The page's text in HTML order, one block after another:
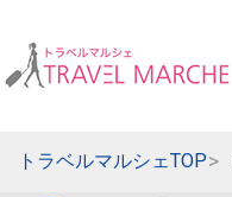
トラベルマルシェTOP